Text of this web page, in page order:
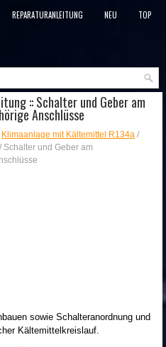
REPARATURANLEITUNG NEU
TOP
:: Schalter und Geber am
Anschlüsse
Klimaanlage mit Kältemittel R134a /
Schalter und Geber am
sowie Schalteranordnung und
Kältemittelkreislauf.